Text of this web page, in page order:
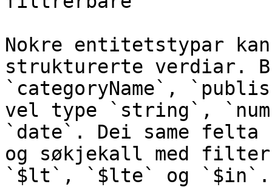
Nokre entitetstypar
strukturerte verdiar.
`categoryName`,
vel type `string`,
`date`. Dei same
og søkjekall med
`$lt`, `$lte` og `$in`.